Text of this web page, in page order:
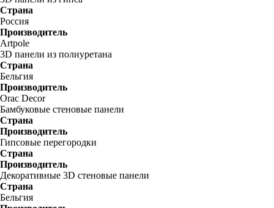
Страна
Россия
Производитель
Artpole
3D панели из полиуретана
Страна
Бельгия
Производитель
Orac Decor
Бамбуковые стеновые панели
Страна
Производитель
Гипсовые перегородки
Страна
Производитель
Декоративные 3D стеновые панели
Страна
Бельгия